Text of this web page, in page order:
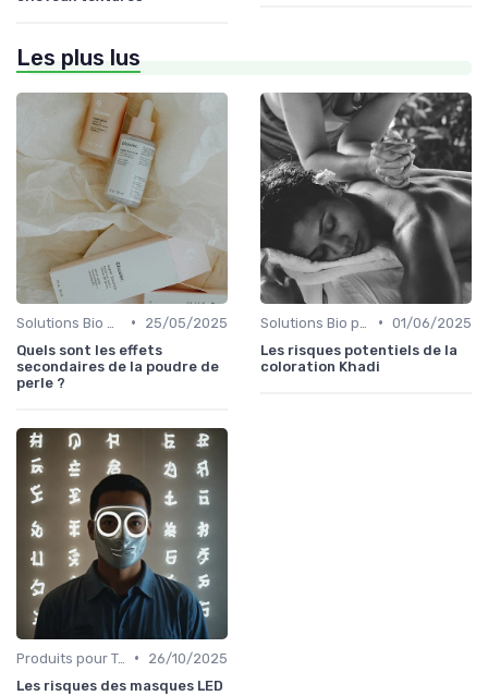
Les plus lus
•
25/05/2025
Quels sont les effets
secondaires de la poudre de
perle ?
• 01/06/2025
Les risques potentiels de la
coloration Khadi
Produits pour Types de Peau •
26/10/2025
Les risques des masques LED